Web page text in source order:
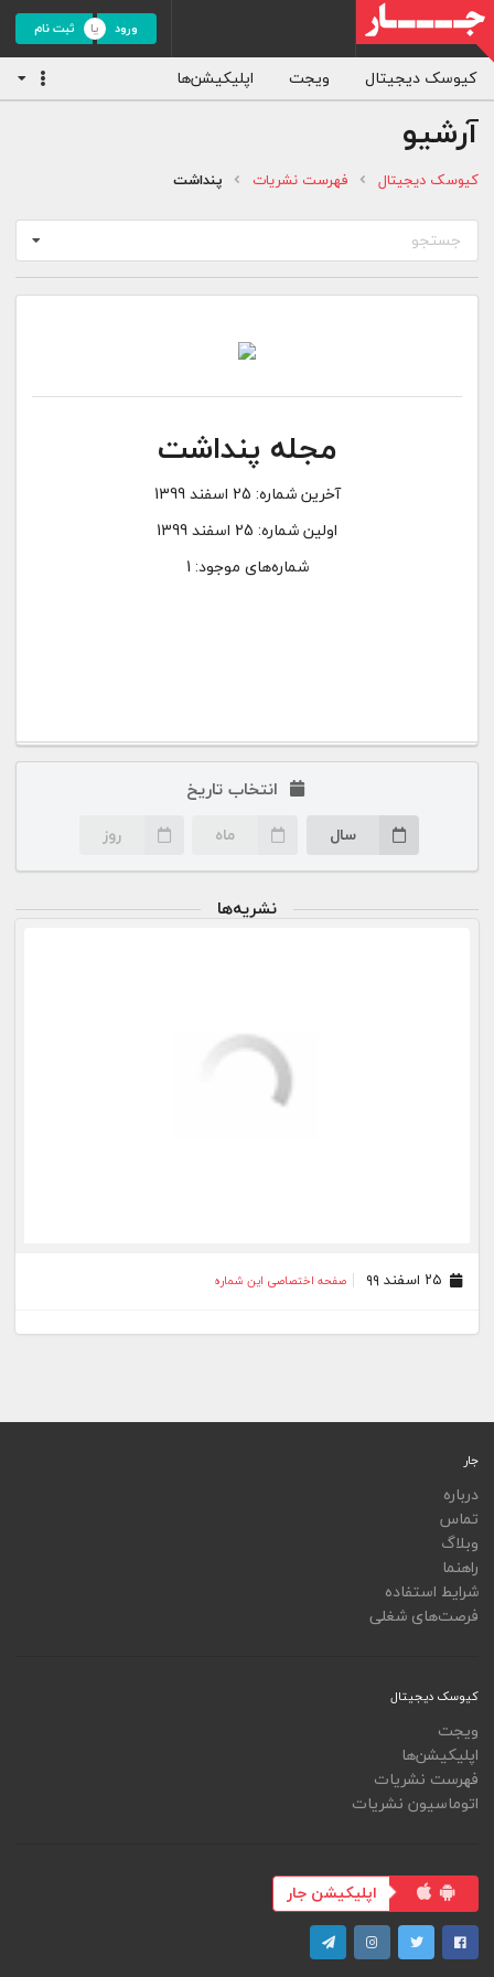
ورود ثبت نام
کیوسک دیجیتال ویجت اپلیکیشن‌ها
آرشیو
کیوسک دیجیتال فهرست نشریات پنداشت
جستجو
مجله پنداشت
آخرین شماره: 25 اسفند 1399
اولین شماره: 25 اسفند 1399
شماره‌های موجود: 1
انتخاب تاریخ
سال ماه روز
نشریه‌ها
صفحه اختصاصی این شماره
جار
درباره
تماس
وبلاگ
راهنما
شرایط استفاده
فرصت‌های شغلی
کیوسک دیجیتال
ویجت
اپلیکیشن‌ها
فهرست نشریات
اتوماسیون نشریات
اپلیکیشن جار